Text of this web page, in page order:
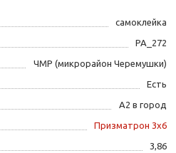
самоклейка
PA_272
ЧМР (микрорайон Черемушки)
Есть
А2 в город
Призматрон 3х6
3,86